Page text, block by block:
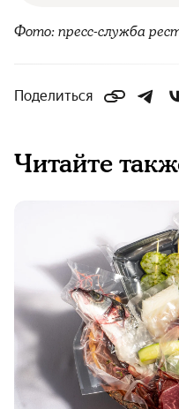
Фото: пресс-служба
Поделиться
Читайте